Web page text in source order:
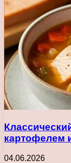
картофелем
04.06.2026